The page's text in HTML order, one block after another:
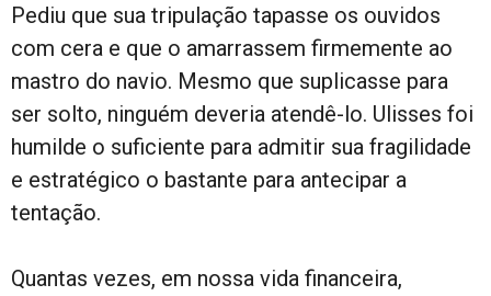
Pediu que sua tripulação tapasse os ouvidos
com cera e que o amarrassem firmemente ao
mastro do navio. Mesmo que suplicasse para
ser solto, ninguém deveria atendê-lo. Ulisses foi
humilde o suficiente para admitir sua fragilidade
e estratégico o bastante para antecipar a
tentação.
Quantas vezes, em nossa vida financeira,